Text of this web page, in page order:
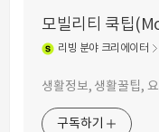
모빌리티 쿡팁
리빙 분야 크리에이터
생활정보, 생활꿀팁,
구독하기